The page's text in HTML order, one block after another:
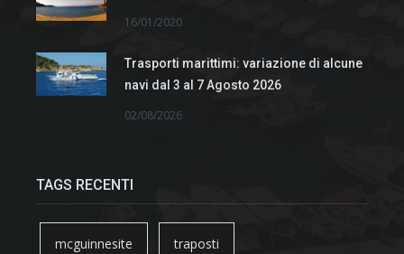
16/01/2020
Trasporti marittimi: variazione di alcune
navi dal 3 al 7 Agosto 2026
02/08/2026
TAGS RECENTI
mcguinnesite traposti